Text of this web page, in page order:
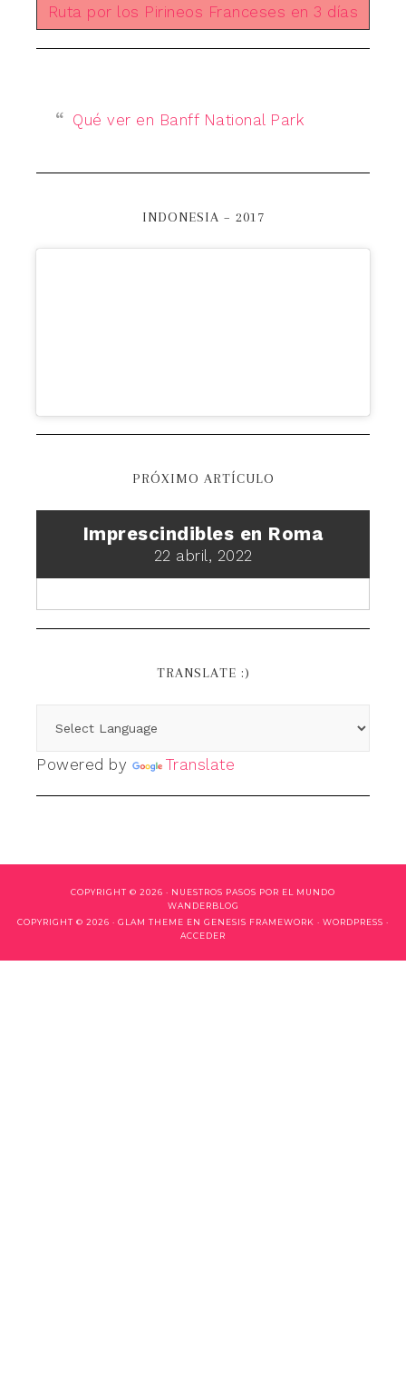
Ruta por los Pirineos Franceses en 3 días
Qué ver en Banff National Park
INDONESIA – 2017
PRÓXIMO ARTÍCULO
Imprescindibles en Roma
22 abril, 2022
TRANSLATE :)
Powered by Translate
COPYRIGHT © 2026 · NUESTROS PASOS POR EL MUNDO
WANDERBLOG
COPYRIGHT © 2026 · GLAM THEME EN GENESIS FRAMEWORK · WORDPRESS ·
ACCEDER